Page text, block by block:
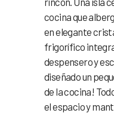
cocina que
en elegante
frigorífico
despensero y
diseñado un
de la cocina!
el espacio y